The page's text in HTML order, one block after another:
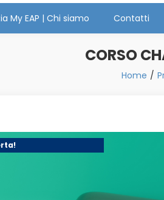
My EAP | Chi siamo Contatti
CORSO
Home